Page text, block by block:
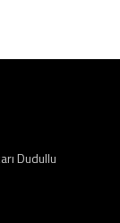
Dudullu